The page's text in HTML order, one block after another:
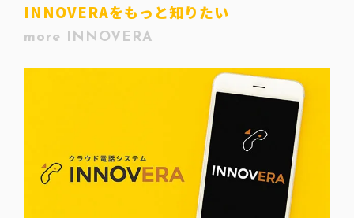
INNOVERAをもっと知りたい
more INNOVERA